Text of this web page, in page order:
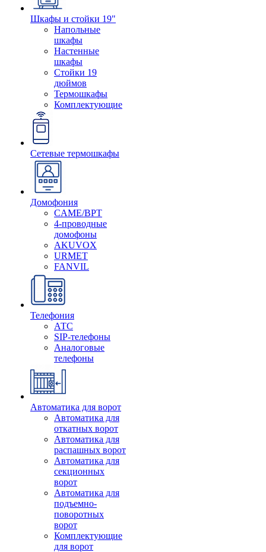
Шкафы и стойки 19"
Напольные
шкафы
Настенные
шкафы
Стойки 19
дюймов
Термошкафы
Комплектующие
Сетевые термошкафы
Домофония
CAME/BPT
4-проводные
домофоны
AKUVOX
URMET
FANVIL
Телефония
АТС
SIP-телефоны
Аналоговые
телефоны
Автоматика для ворот
Автоматика для
откатных ворот
Автоматика для
распашных ворот
Автоматика для
секционных
ворот
Автоматика для
подъемно-
поворотных
ворот
Комплектующие
для ворот